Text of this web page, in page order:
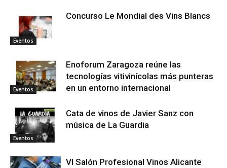
Eventos
Concurso Le Mondial des Vins Blancs
Eventos
Enoforum Zaragoza reúne las
tecnologías vitivinícolas más punteras
en un entorno internacional
Eventos
Cata de vinos de Javier Sanz con
música de La Guardia
VI Salón Profesional Vinos Alicante